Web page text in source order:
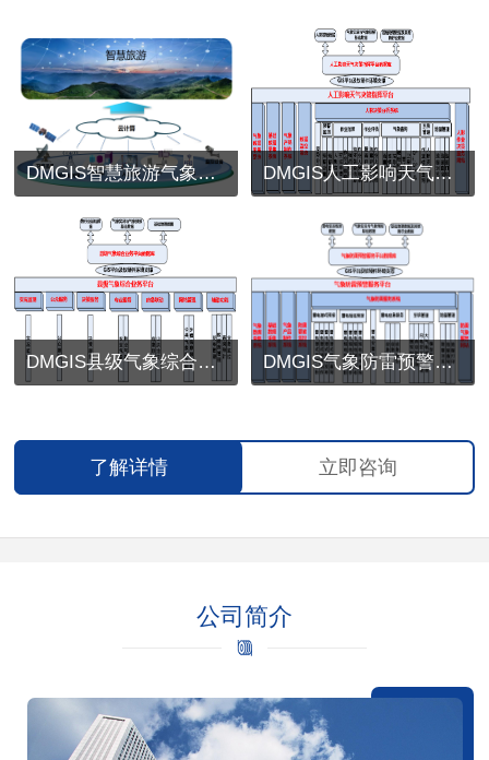
DMGIS智慧旅游气象服务 DMGIS人工影响天气决策指挥平台
DMGIS县级气象综合业务平台 DMGIS气象防雷预警服务平台
了解详情 立即咨询
公司简介